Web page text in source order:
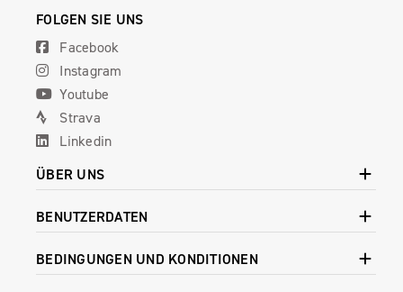
FOLGEN SIE UNS
Facebook
Instagram
Youtube
Strava
Linkedin
ÜBER UNS
BENUTZERDATEN
BEDINGUNGEN UND KONDITIONEN